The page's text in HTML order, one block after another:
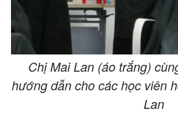
Chị Mai Lan (áo trắng)
hướng dẫn cho các học viên
Lan